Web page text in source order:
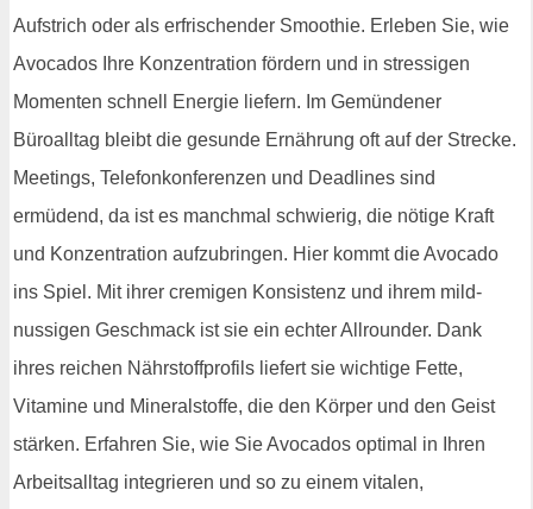
Aufstrich oder als erfrischender Smoothie. Erleben Sie, wie
Avocados Ihre Konzentration fördern und in stressigen
Momenten schnell Energie liefern. Im Gemündener
Büroalltag bleibt die gesunde Ernährung oft auf der Strecke.
Meetings, Telefonkonferenzen und Deadlines sind
ermüdend, da ist es manchmal schwierig, die nötige Kraft
und Konzentration aufzubringen. Hier kommt die Avocado
ins Spiel. Mit ihrer cremigen Konsistenz und ihrem mild-
nussigen Geschmack ist sie ein echter Allrounder. Dank
ihres reichen Nährstoffprofils liefert sie wichtige Fette,
Vitamine und Mineralstoffe, die den Körper und den Geist
stärken. Erfahren Sie, wie Sie Avocados optimal in Ihren
Arbeitsalltag integrieren und so zu einem vitalen,